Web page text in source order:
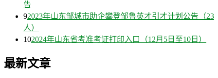
告
92023年山东邹城市助企攀登邹鲁英才引才计划公告（23
人）
102024年山东省考准考证打印入口（12月5日至10日）
最新文章